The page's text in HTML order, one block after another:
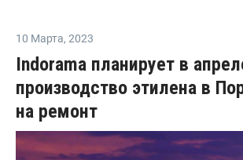
10 Марта, 2023
Indorama планирует в
производство этилена в
на ремонт